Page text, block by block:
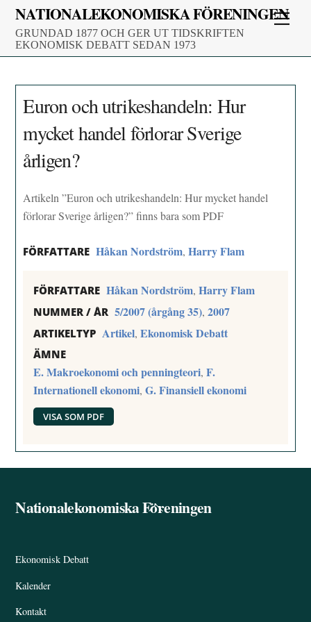
Skip
content
NATIONALEKONOMISKA FÖRENINGEN
GRUNDAD 1877 OCH GER UT TIDSKRIFTEN
EKONOMISK DEBATT SEDAN 1973
Euron och utrikeshandeln: Hur
mycket handel förlorar Sverige
årligen?
Artikeln ”Euron och utrikeshandeln: Hur mycket handel
förlorar Sverige årligen?” finns bara som PDF
FÖRFATTARE Håkan Nordström,Harry Flam
FÖRFATTARE Håkan Nordström,Harry Flam
NUMMER / ÅR 5/2007 (årgång 35),2007
ARTIKELTYP Artikel,Ekonomisk Debatt
ÄMNE
E. Makroekonomi och penningteori,F.
Internationell ekonomi,G. Finansiell ekonomi
VISA SOM PDF
Back
Nationalekonomiska Föreningen
Ekonomisk Debatt
Kalender
Kontakt